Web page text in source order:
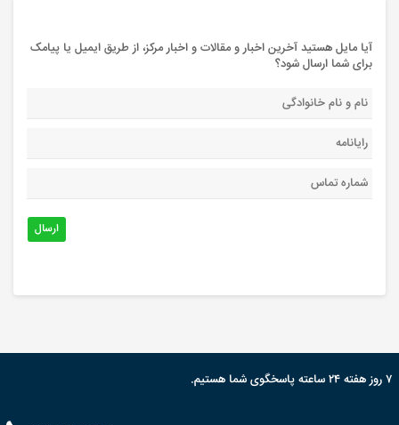
آیا مایل هستید آخرین اخبار و مقالات و اخبار مرکز، از طریق ایمیل یا پیامک
برای شما ارسال شود؟
ارسال
۷ روز هفته ۲۴ ساعته پاسخگوی شما هستیم.